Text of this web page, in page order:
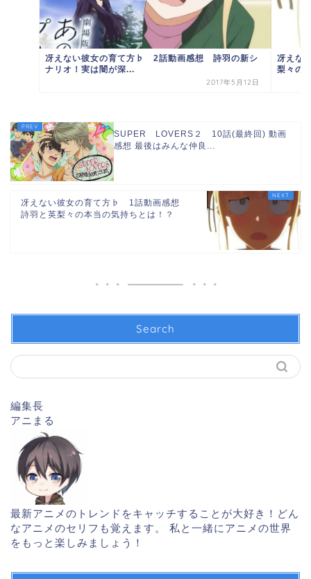
冴えない彼女の育て方♭ 2話動画感想 詩羽の新シ
ナリオ！実は闇が深...
2017年5月12日
冴えな
梨々の
SUPER LOVERS２ 10話(最終回) 動画
感想 最後はみんな仲良...
冴えない彼女の育て方♭ 1話動画感想
詩羽と英梨々の本当の気持ちとは！？
Search
編集長
アニまる
最新アニメのトレンドをキャッチすることが大好き！どん
なアニメのセリフも覚えます。 私と一緒にアニメの世界
をもっと楽しみましょう！